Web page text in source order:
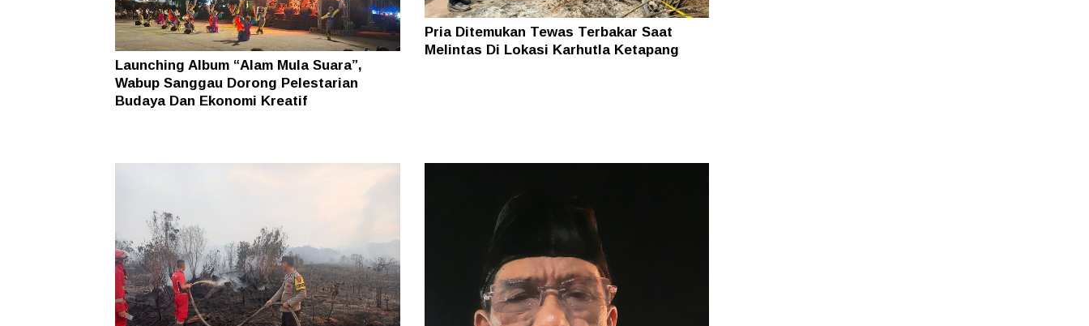
Launching Album “Alam Mula Suara”,
Wabup Sanggau Dorong Pelestarian
Budaya Dan Ekonomi Kreatif
Pria Ditemukan Tewas Terbakar Saat
Melintas Di Lokasi Karhutla Ketapang